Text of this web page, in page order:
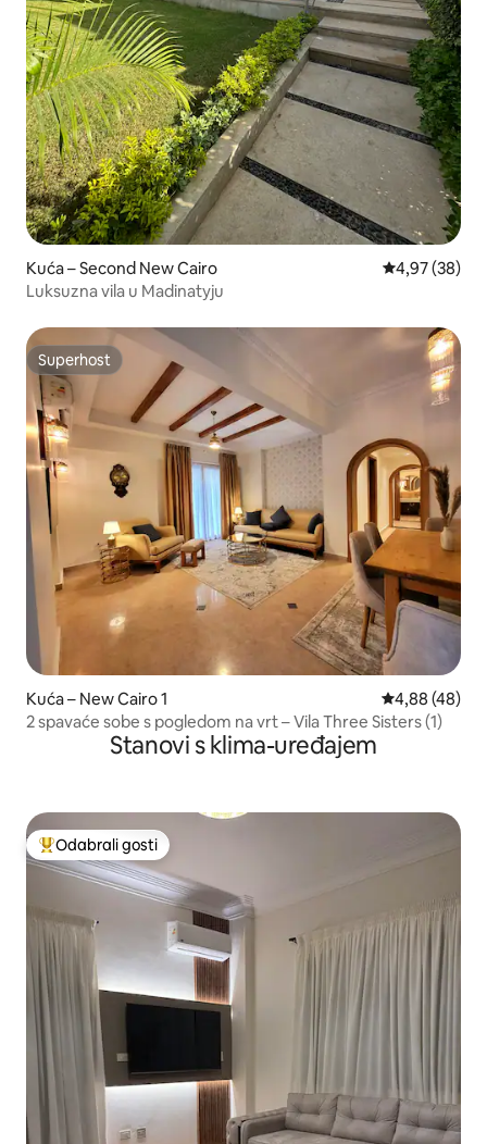
Kuća – Second New Cairo Prosječna
4,97 (38)
Luksuzna vila u Madinatyju
Superhost
Superhost
Kuća – New Cairo 1 Prosječna
4,88 (48)
2 spavaće sobe s pogledom na vrt – Vila Three Sisters (1)
Stanovi s klima-uređajem
Među najviše rangiranima s oznakom „Odabrali gosti”
Odabrali gosti